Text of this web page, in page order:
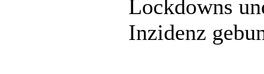
Lockdowns
Inzidenz